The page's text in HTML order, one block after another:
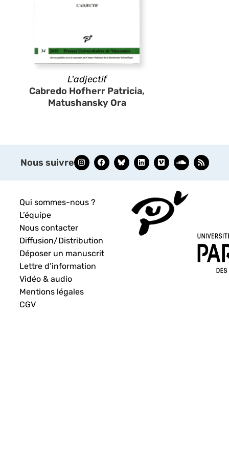
L'adjectif
Cabredo Hofherr Patricia,
Matushansky Ora
Nous suivre
Qui sommes-nous ?
L’équipe
Nous contacter
Diffusion/Distribution
Déposer un manuscrit
Lettre d’information
Vidéo & audio
Mentions légales
CGV